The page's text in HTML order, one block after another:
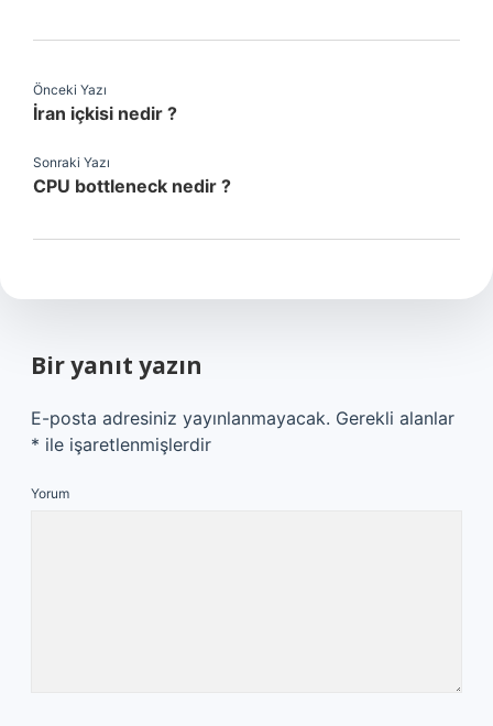
Önceki Yazı
İran içkisi nedir ?
Sonraki Yazı
CPU bottleneck nedir ?
Bir yanıt yazın
E-posta adresiniz yayınlanmayacak. Gerekli alanlar
* ile işaretlenmişlerdir
Yorum